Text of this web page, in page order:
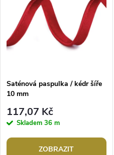
ů
ů
Saténová paspulka / kédr šíře
10 mm
117,07 Kč
Skladem 36 m
ZOBRAZIT